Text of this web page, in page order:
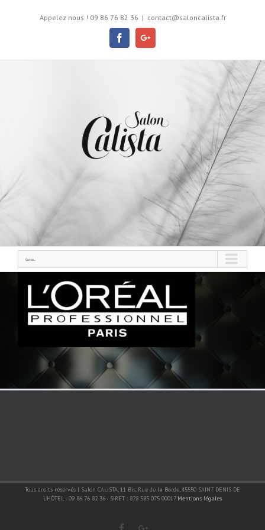
Appelez nous ! 09 86 76 82 36 | contact@saloncalista.fr
FacebookGoogle+
Go to...
Tous droits réservés | Salon CALISTA, 11 Bis, Rue de la Borde, 45550 SAINT DENIS DE
L'HÔTEL - 09 86 76 82 36 - SIRET : 828 585 075 00017 Mentions légales
FacebookGoogle+